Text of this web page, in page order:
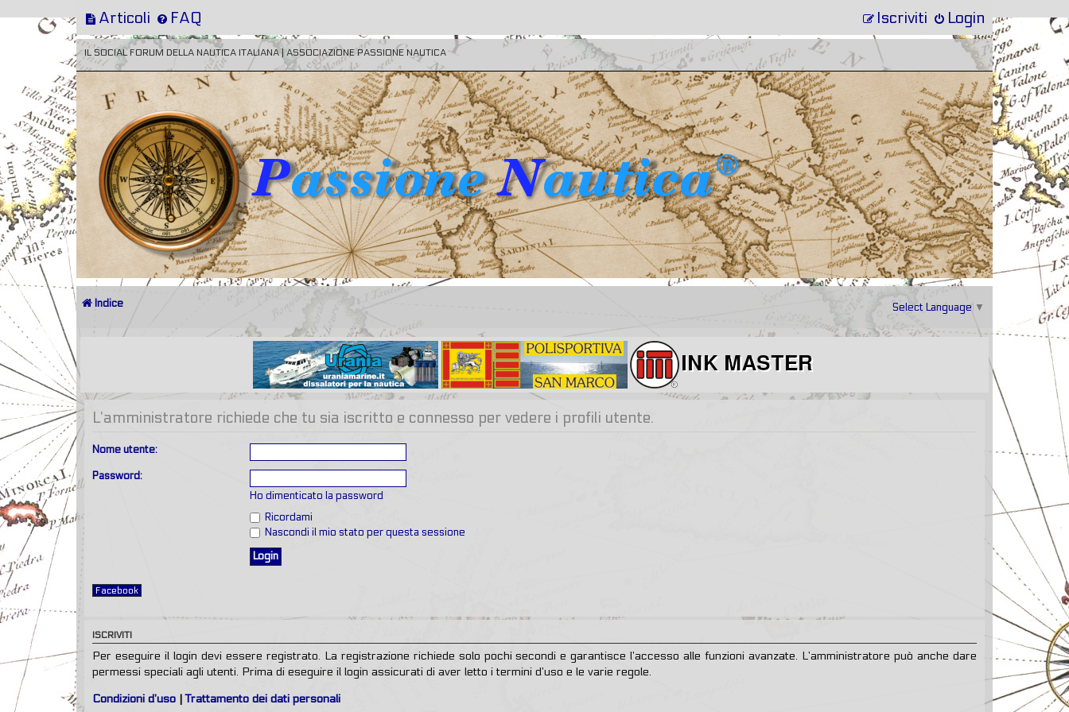
Articoli FAQ Login
Iscriviti
IL SOCIAL FORUM DELLA NAUTICA ITALIANA | ASSOCIAZIONE PASSIONE NAUTICA
Indice Select Language ▼
L’amministratore richiede che tu sia iscritto e connesso per vedere i profili utente.
Nome utente:
Password:
Ho dimenticato la password
Ricordami
Nascondi il mio stato per questa sessione
Facebook
ISCRIVITI
Per eseguire il login devi essere registrato. La registrazione richiede solo pochi secondi e garantisce l’accesso alle funzioni avanzate. L’amministratore può anche dare
permessi speciali agli utenti. Prima di eseguire il login assicurati di aver letto i termini d’uso e le varie regole.
Condizioni d’uso |Trattamento dei dati personali